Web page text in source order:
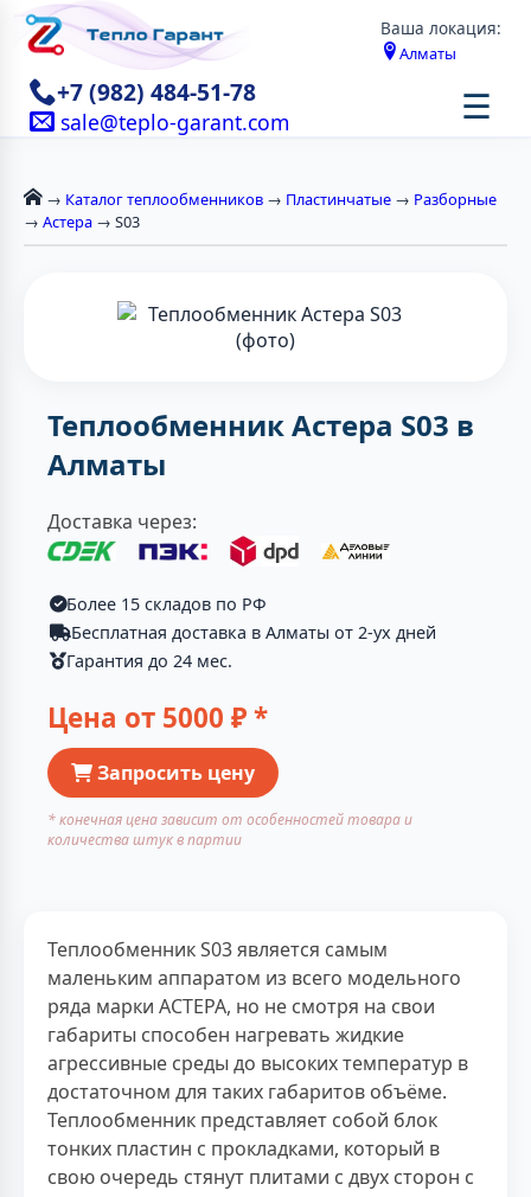
Ваша локация:
Алматы
+7 (982) 484-51-78
sale@teplo-garant.com ☰
→ Каталог теплообменников → Пластинчатые → Разборные
→ Астера → S03
Теплообменник Астера S03 в
Алматы
Доставка через:
Более 15 складов по РФ
Бесплатная доставка в Алматы от 2-ух дней
Гарантия до 24 мес.
Цена от 5000 ₽ *
Запросить цену
* конечная цена зависит от особенностей товара и
количества штук в партии
Теплообменник S03 является самым
маленьким аппаратом из всего модельного
ряда марки АСТЕРА, но не смотря на свои
габариты способен нагревать жидкие
агрессивные среды до высоких температур в
достаточном для таких габаритов объёме.
Теплообменник представляет собой блок
тонких пластин с прокладками, который в
свою очередь стянут плитами с двух сторон с